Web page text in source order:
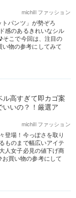
michill ファッション
パンツ」が勢ぞろ
感のあるきれいなシル
こで今回は、注目の
物の参考にしてみて
高すぎて即カゴ案
いの？！厳選ア
michill ファッション
登場！今っぽさを取り
ものまで幅広いアイテ
人女子必見の値下げ商
買い物の参考にして